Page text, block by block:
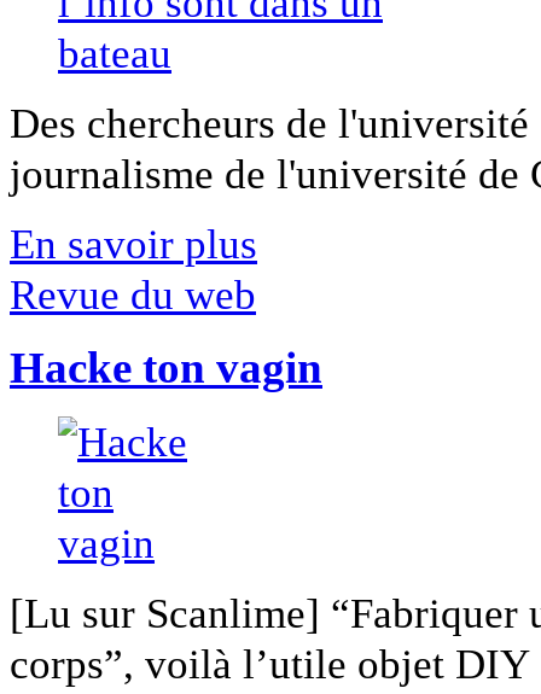
Des chercheurs de
journalisme de l'université
En savoir plus
Revue du web
Hacke ton vagin
[Lu sur Scanlime] “Fabriquer
corps”, voilà l’utile objet